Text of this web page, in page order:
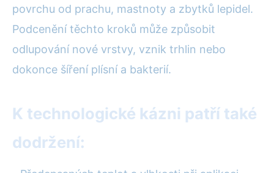
povrchu od prachu, mastnoty a zbytků lepidel.
Podcenění těchto kroků může způsobit
odlupování nové vrstvy, vznik trhlin nebo
dokonce šíření plísní a bakterií.
K technologické kázni patří také
dodržení: